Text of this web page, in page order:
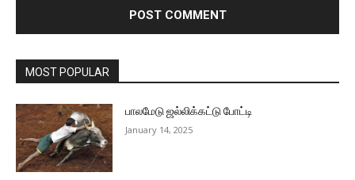
MOST POPULAR
பாலமேடு ஜல்லிக்கட்டு போட்டி
January 14, 2025